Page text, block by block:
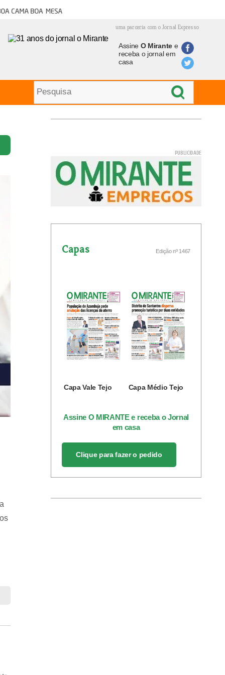
cama boa mesa
uma parceria com o Jornal Expresso
Assine O Mirantee
receba o jornal em
casa
Capas Edição nº 1467
Capa Vale Tejo Capa Médio Tejo
Assine O MIRANTE e receba o Jornal
em casa
Clique para fazer o pedido